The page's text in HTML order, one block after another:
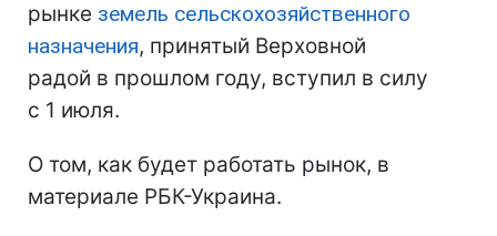
рынке земель сельскохозяйственного
назначения, принятый Верховной
радой в прошлом году, вступил в силу
с 1 июля.
О том, как будет работать рынок, в
материале РБК-Украина.